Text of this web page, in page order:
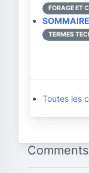
FORAGE ET
SOMMAIRE
TERMES
Toutes les
Comments